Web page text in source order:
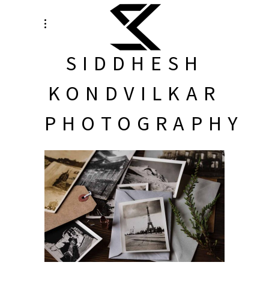
SIDDHESH
KONDVILKAR
PHOTOGRAPHY